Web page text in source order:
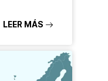
Las formas
LEER MÁS